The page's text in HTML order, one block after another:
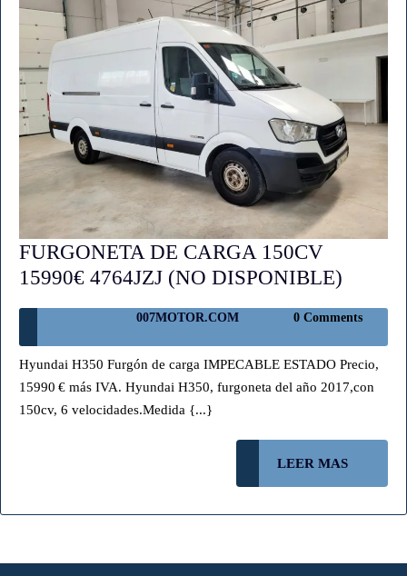
FURGONETA DE CARGA 150CV
15990€ 4764JZJ (NO DISPONIBLE)
150CV
15990€
007MOTOR.COM 007MOTOR.COM
0 Comments
Hyundai H350 Furgón de carga IMPECABLE ESTADO Precio,
15990 € más IVA. Hyundai H350, furgoneta del año 2017,con
150cv, 6 velocidades.Medida {...}
LEER MAS
MAS